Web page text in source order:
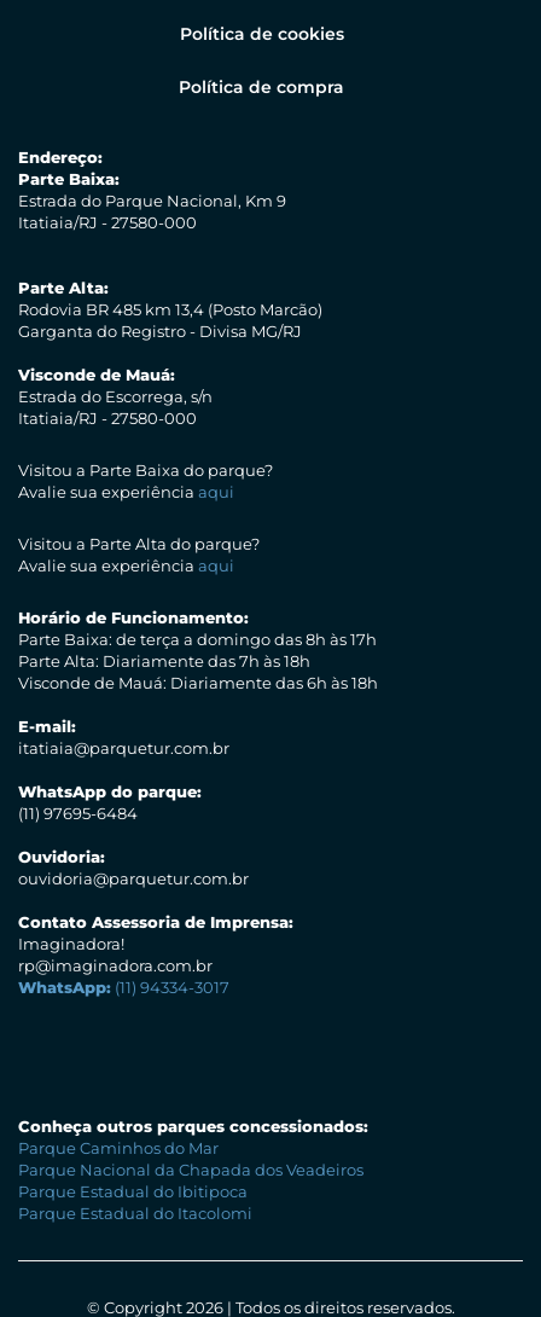
Política de cookies
Política de compra
Endereço:
Parte Baixa:
Estrada do Parque Nacional, Km 9
Itatiaia/RJ - 27580-000
Parte Alta:
Rodovia BR 485 km 13,4 (Posto Marcão)
Garganta do Registro - Divisa MG/RJ
Visconde de Mauá:
Estrada do Escorrega, s/n
Itatiaia/RJ - 27580-000
Visitou a Parte Baixa do parque?
Avalie sua experiência aqui
Visitou a Parte Alta do parque?
Avalie sua experiência aqui
Horário de Funcionamento:
Parte Baixa: de terça a domingo das 8h às 17h
Parte Alta: Diariamente das 7h às 18h
Visconde de Mauá: Diariamente das 6h às 18h
E-mail:
itatiaia@parquetur.com.br
WhatsApp do parque:
(11) 97695-6484
Ouvidoria:
ouvidoria@parquetur.com.br
Contato Assessoria de Imprensa:
Imaginadora!
rp@imaginadora.com.br
WhatsApp: (11) 94334-3017
Conheça outros parques concessionados:
Parque Caminhos do Mar
Parque Nacional da Chapada dos Veadeiros
Parque Estadual do Ibitipoca
Parque Estadual do Itacolomi
© Copyright 2026 | Todos os direitos reservados.